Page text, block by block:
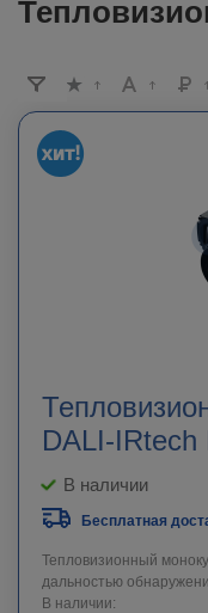
DALI-IRtech
В наличии
Бесплатная
Тепловизионный
дальностью
В наличии: